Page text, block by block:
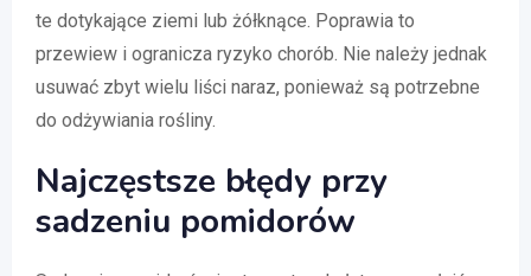
te dotykające ziemi lub żółknące. Poprawia to
przewiew i ogranicza ryzyko chorób. Nie należy jednak
usuwać zbyt wielu liści naraz, ponieważ są potrzebne
do odżywiania rośliny.
Najczęstsze błędy przy
sadzeniu pomidorów